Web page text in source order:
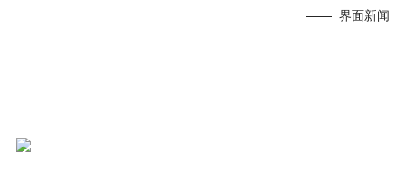
—— 界面新闻